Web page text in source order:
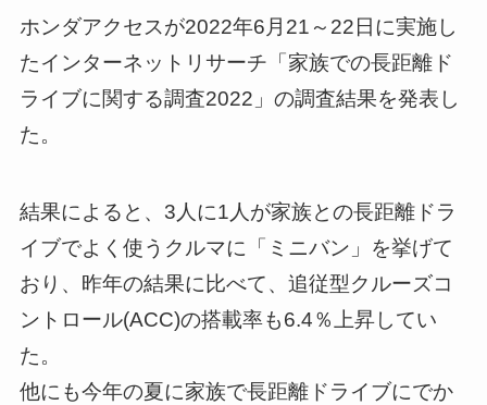
ホンダアクセスが2022年6月21～22日に実施し
たインターネットリサーチ「家族での長距離ド
ライブに関する調査2022」の調査結果を発表し
た。
結果によると、3人に1人が家族との長距離ドラ
イブでよく使うクルマに「ミニバン」を挙げて
おり、昨年の結果に比べて、追従型クルーズコ
ントロール(ACC)の搭載率も6.4％上昇してい
た。
他にも今年の夏に家族で長距離ドライブにでか